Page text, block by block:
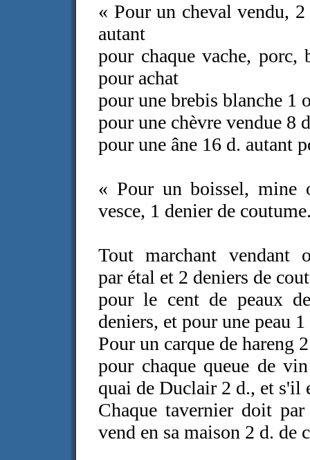
« Pour un cheval vendu,
autant
pour chaque vache,
pour achat
pour une brebis blanche 1
pour une chèvre vendue 8
pour une âne 16 d. autant
« Pour un boissel, mine
vesce, 1 denier de
Tout marchant vendant
par étal et 2 deniers de
pour le cent de peaux
deniers, et pour une peau 1
Pour un carque de hareng
pour chaque queue de
quai de Duclair 2 d., et s'il
Chaque tavernier doit
vend en sa maison 2 d. de